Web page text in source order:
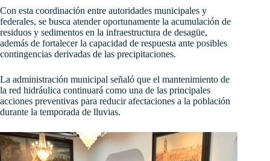
Con esta coordinación entre autoridades municipales y
federales, se busca atender oportunamente la acumulación de
residuos y sedimentos en la infraestructura de desagüe,
además de fortalecer la capacidad de respuesta ante posibles
contingencias derivadas de las precipitaciones.
La administración municipal señaló que el mantenimiento de
la red hidráulica continuará como una de las principales
acciones preventivas para reducir afectaciones a la población
durante la temporada de lluvias.